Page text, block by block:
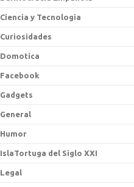
Ciencia y Tecnologia
Curiosidades
Domotica
Facebook
Gadgets
General
Humor
IslaTortuga del Siglo XXI
Legal